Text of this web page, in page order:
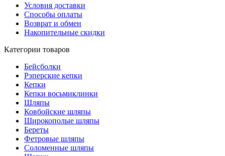
Условия доставки
Способы оплаты
Возврат и обмен
Накопительные скидки
Категории товаров
Бейсболки
Рэперские кепки
Кепки
Кепки восьмиклинки
Шляпы
Ковбойские шляпы
Широкополые шляпы
Береты
Фетровые шляпы
Соломенные шляпы